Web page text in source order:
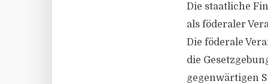
Die staatliche
als föderaler
Die föderale
die
gegenwärtigen